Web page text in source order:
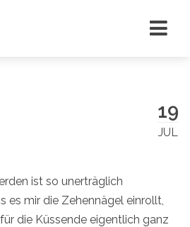
19
JUL
ist so unerträglich
es mir die Zehennägel einrollt,
die Küssende eigentlich ganz